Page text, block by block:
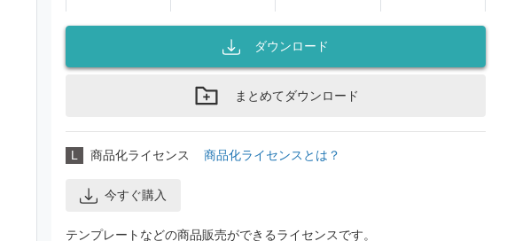
ダウンロード
まとめてダウンロード
L 商品化ライセンス 商品化ライセンスとは？
今すぐ購入
テンプレートなどの商品販売ができるライセンスです。